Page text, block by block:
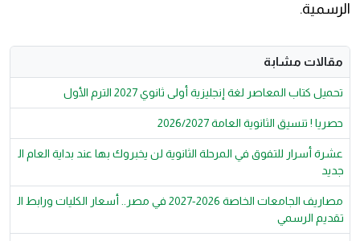
الرسمية.
مقالات مشابة
تحميل كتاب المعاصر لغة إنجليزية أولى ثانوي 2027 الترم الأول
حصريا ! تنسيق الثانوية العامة 2026/2027
عشرة أسرار للتفوق في المرحلة الثانوية لن يخبروك بها عند بداية العام ال
جديد
مصاريف الجامعات الخاصة 2026-2027 في مصر.. أسعار الكليات ورابط ال
تقديم الرسمي